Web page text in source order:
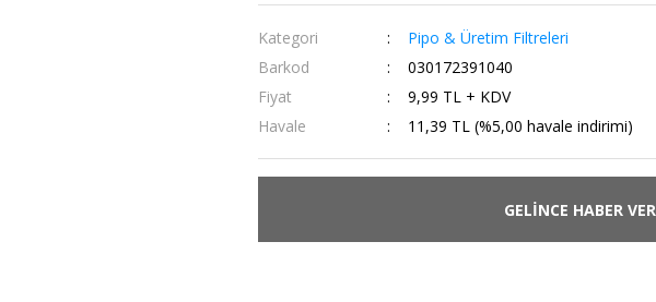
Kategori
Pipo & Üretim Filtreleri
Barkod
030172391040
Fiyat
9,99 TL + KDV
Havale
11,39 TL (%5,00 havale indirimi)
GELİNCE HABER VER